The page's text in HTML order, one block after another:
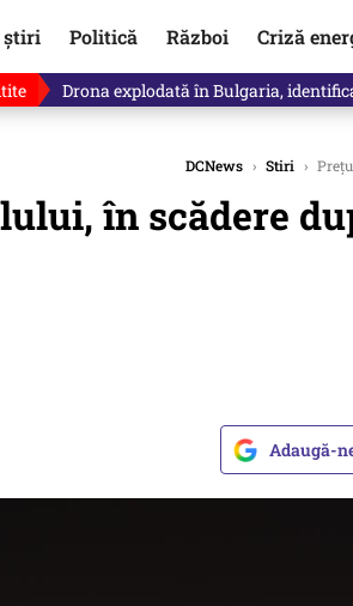
știri Politică Război Criză
Drona explodată în Bulgaria,
DCNews › Stiri ›
în scădere
Adaugă-